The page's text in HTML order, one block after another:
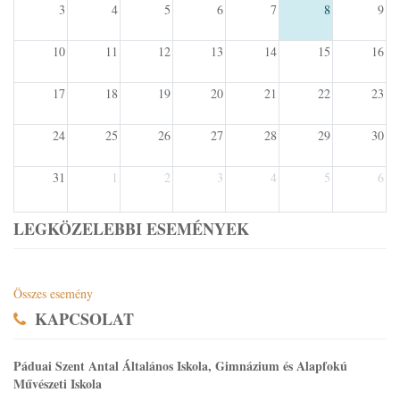
3 4 5 6 7 8 9
10 11 12 13 14 15 16
17 18 19 20 21 22 23
24 25 26 27 28 29 30
31 1 2 3 4 5 6
LEGKÖZELEBBI ESEMÉNYEK
Összes esemény
KAPCSOLAT
Páduai Szent Antal Általános Iskola, Gimnázium és Alapfokú
Művészeti Iskola